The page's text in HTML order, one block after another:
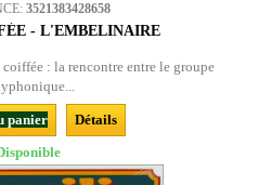
3521383428658
- L'EMBELINAIRE
: la rencontre entre le groupe
panier
Détails